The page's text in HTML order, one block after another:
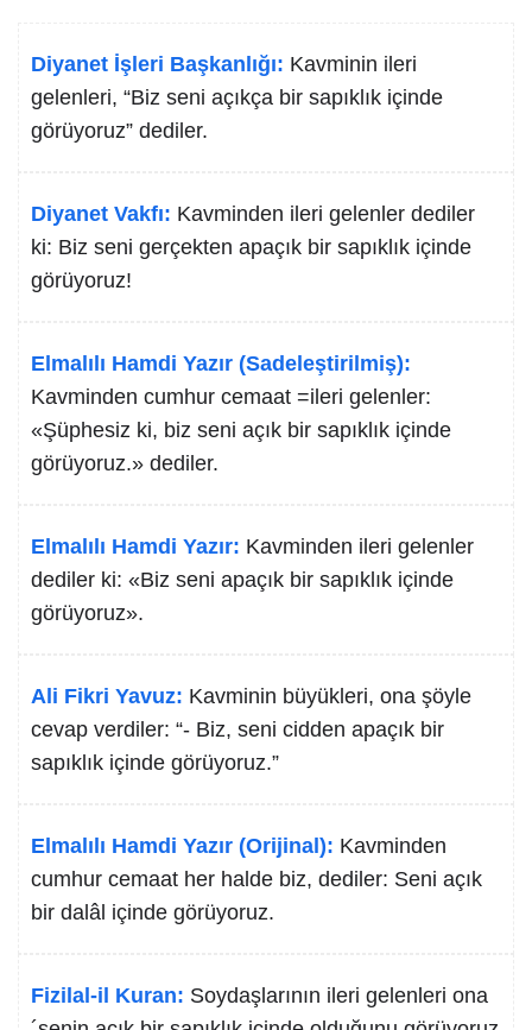
Diyanet İşleri Başkanlığı: Kavminin ileri
gelenleri, “Biz seni açıkça bir sapıklık içinde
görüyoruz” dediler.
Diyanet Vakfı: Kavminden ileri gelenler dediler
ki: Biz seni gerçekten apaçık bir sapıklık içinde
görüyoruz!
Elmalılı Hamdi Yazır (Sadeleştirilmiş):
Kavminden cumhur cemaat =ileri gelenler:
«Şüphesiz ki, biz seni açık bir sapıklık içinde
görüyoruz.» dediler.
Elmalılı Hamdi Yazır: Kavminden ileri gelenler
dediler ki: «Biz seni apaçık bir sapıklık içinde
görüyoruz».
Ali Fikri Yavuz: Kavminin büyükleri, ona şöyle
cevap verdiler: “- Biz, seni cidden apaçık bir
sapıklık içinde görüyoruz.”
Elmalılı Hamdi Yazır (Orijinal): Kavminden
cumhur cemaat her halde biz, dediler: Seni açık
bir dalâl içinde görüyoruz.
Fizilal-il Kuran: Soydaşlarının ileri gelenleri ona